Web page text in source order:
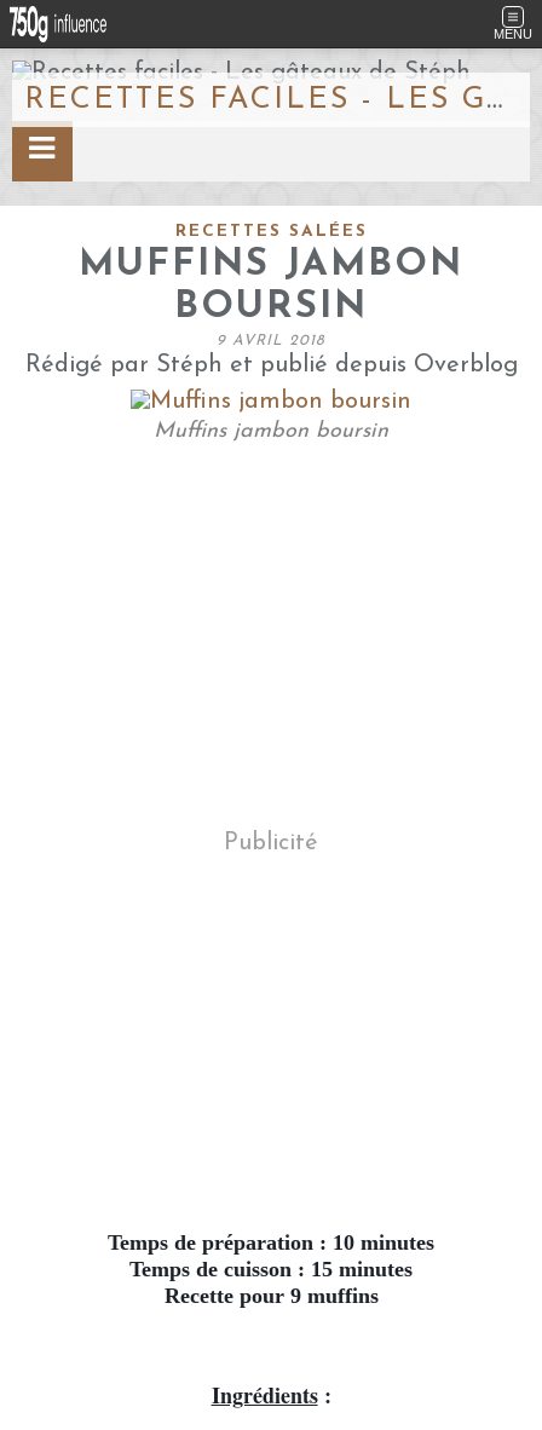
MENU
RECETTES FACILES - LES GÂTEAUX DE STÉPH
RECETTES SALÉES
MUFFINS JAMBON
BOURSIN
9 AVRIL 2018
Rédigé par Stéph et publié depuis Overblog
Muffins jambon boursin
Publicité
Temps de préparation : 10 minutes
Temps de cuisson : 15 minutes
Recette pour 9 muffins
Ingrédients :